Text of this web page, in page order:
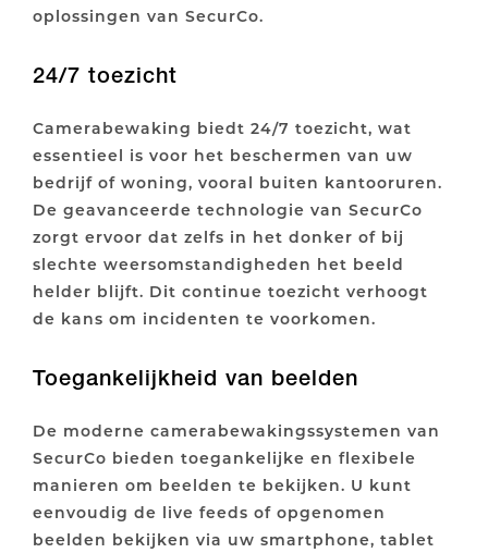
oplossingen van SecurCo.
24/7 toezicht
Camerabewaking biedt 24/7 toezicht, wat
essentieel is voor het beschermen van uw
bedrijf of woning, vooral buiten kantooruren.
De geavanceerde technologie van SecurCo
zorgt ervoor dat zelfs in het donker of bij
slechte weersomstandigheden het beeld
helder blijft. Dit continue toezicht verhoogt
de kans om incidenten te voorkomen.
Toegankelijkheid van beelden
De moderne camerabewakingssystemen van
SecurCo bieden toegankelijke en flexibele
manieren om beelden te bekijken. U kunt
eenvoudig de live feeds of opgenomen
beelden bekijken via uw smartphone, tablet